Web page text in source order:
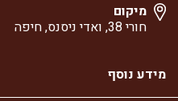
מיקום
חורי 38, ואדי ניסנס, חיפה
מידע נוסף